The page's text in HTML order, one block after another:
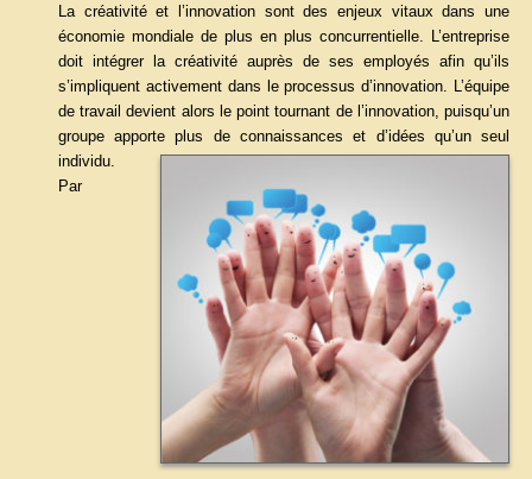
La créativité et l’innovation sont des enjeux vitaux dans une
économie mondiale de plus en plus concurrentielle. L’entreprise
doit intégrer la créativité auprès de ses employés afin qu’ils
s’impliquent activement dans le processus d’innovation. L’équipe
de travail devient alors le point tournant de l’innovation, puisqu’un
groupe apporte plus de connaissances et d’idées qu’un seul
individu.
Par